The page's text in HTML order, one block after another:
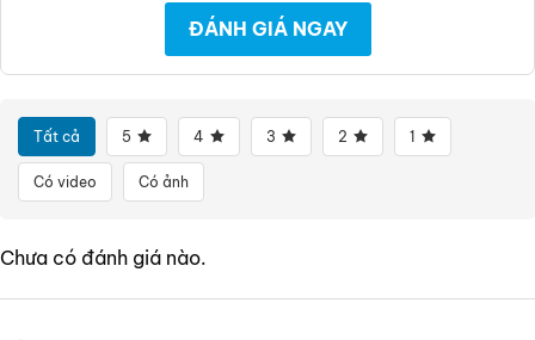
ĐÁNH GIÁ NGAY
Tất cả 5 4 3 2 1
Có video Có ảnh
Chưa có đánh giá nào.